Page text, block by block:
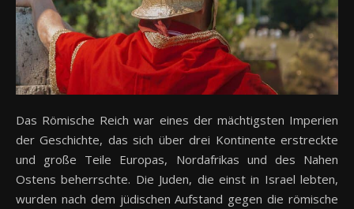
Das Römische Reich war eines der mächtigsten Imperien
der Geschichte, das sich über drei Kontinente erstreckte
und große Teile Europas, Nordafrikas und des Nahen
Ostens beherrschte. Die Juden, die einst in Israel lebten,
wurden nach dem jüdischen Aufstand gegen die römische